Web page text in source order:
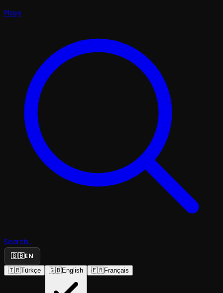
Plays
Search...
🇬🇧EN
🇹🇷Türkçe 🇬🇧English 🇫🇷Français